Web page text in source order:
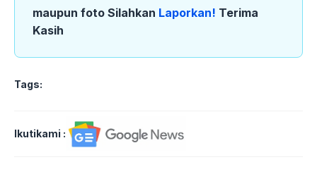
maupun foto Silahkan Laporkan! Terima
Kasih
Tags:
Ikutikami :